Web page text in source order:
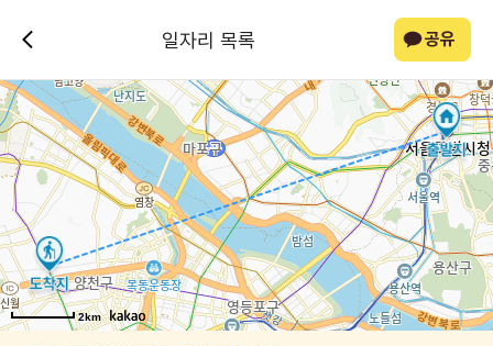
일자리 목록 공유
2km
2km
2km
2km
2km
2km
2km
2km